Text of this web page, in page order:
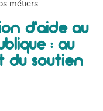
métiers
d’aide au
: au
du soutien
fenêtre